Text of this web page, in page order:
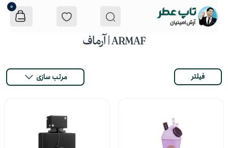
0
ARMAF | آرماف
فیلتر مرتب سازی